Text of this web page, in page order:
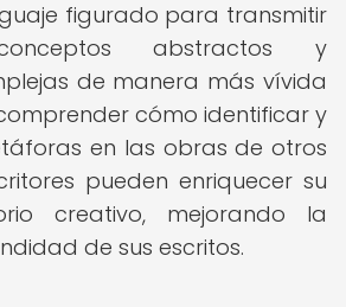
figurado para transmitir
abstractos y
de manera más vívida
cómo identificar y
en las obras de otros
pueden enriquecer su
creativo, mejorando la
de sus escritos.